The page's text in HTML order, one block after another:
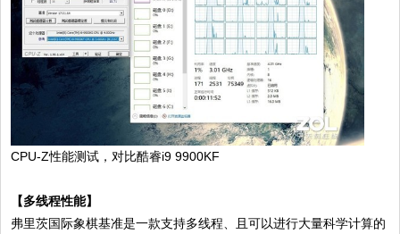
CPU-Z性能测试，对比酷睿i9 9900KF
【多线程性能】
弗里茨国际象棋基准是一款支持多线程、且可以进行大量科学计算的